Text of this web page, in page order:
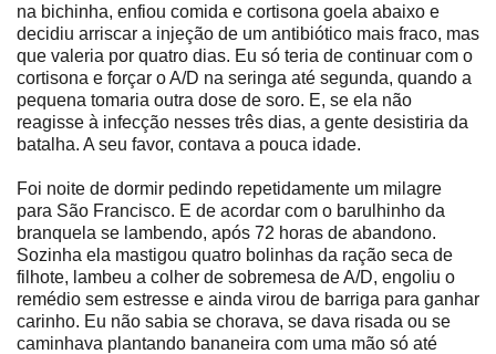
na bichinha, enfiou comida e cortisona goela abaixo e
decidiu arriscar a injeção de um antibiótico mais fraco, mas
que valeria por quatro dias. Eu só teria de continuar com o
cortisona e forçar o A/D na seringa até segunda, quando a
pequena tomaria outra dose de soro. E, se ela não
reagisse à infecção nesses três dias, a gente desistiria da
batalha. A seu favor, contava a pouca idade.
Foi noite de dormir pedindo repetidamente um milagre
para São Francisco. E de acordar com o barulhinho da
branquela se lambendo, após 72 horas de abandono.
Sozinha ela mastigou quatro bolinhas da ração seca de
filhote, lambeu a colher de sobremesa de A/D, engoliu o
remédio sem estresse e ainda virou de barriga para ganhar
carinho. Eu não sabia se chorava, se dava risada ou se
caminhava plantando bananeira com uma mão só até